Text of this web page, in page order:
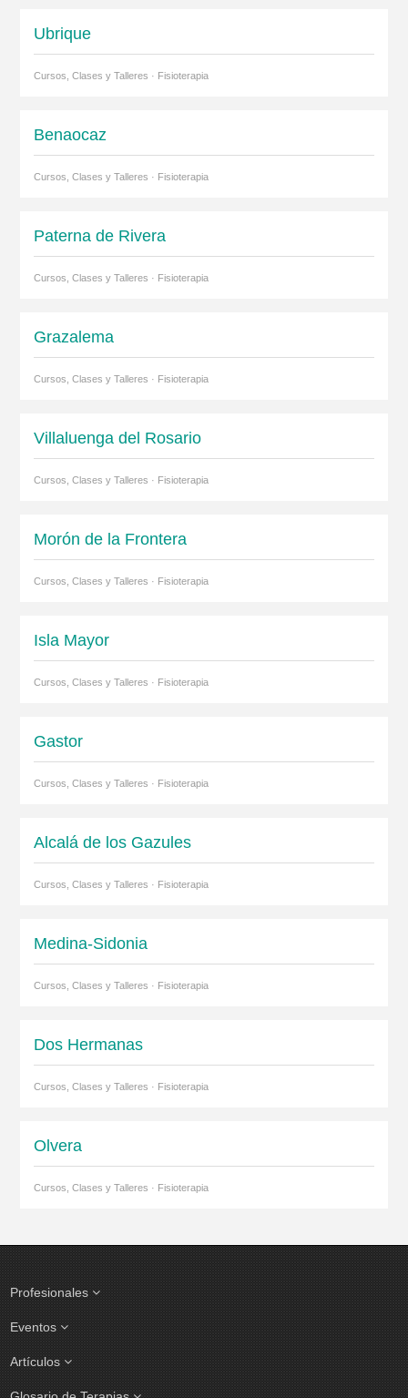
Ubrique
Cursos, Clases y Talleres · Fisioterapia
Benaocaz
Cursos, Clases y Talleres · Fisioterapia
Paterna de Rivera
Cursos, Clases y Talleres · Fisioterapia
Grazalema
Cursos, Clases y Talleres · Fisioterapia
Villaluenga del Rosario
Cursos, Clases y Talleres · Fisioterapia
Morón de la Frontera
Cursos, Clases y Talleres · Fisioterapia
Isla Mayor
Cursos, Clases y Talleres · Fisioterapia
Gastor
Cursos, Clases y Talleres · Fisioterapia
Alcalá de los Gazules
Cursos, Clases y Talleres · Fisioterapia
Medina-Sidonia
Cursos, Clases y Talleres · Fisioterapia
Dos Hermanas
Cursos, Clases y Talleres · Fisioterapia
Olvera
Cursos, Clases y Talleres · Fisioterapia
Profesionales
Eventos
Artículos